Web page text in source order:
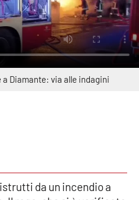
Diamante: via alle indagini
da un incendio a